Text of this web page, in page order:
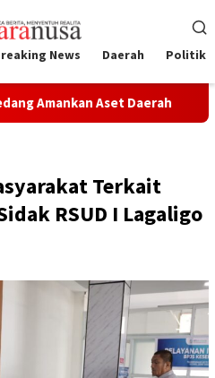
News Daerah Politik
Aset Daerah UAS
Terkait
RSUD I Lagaligo